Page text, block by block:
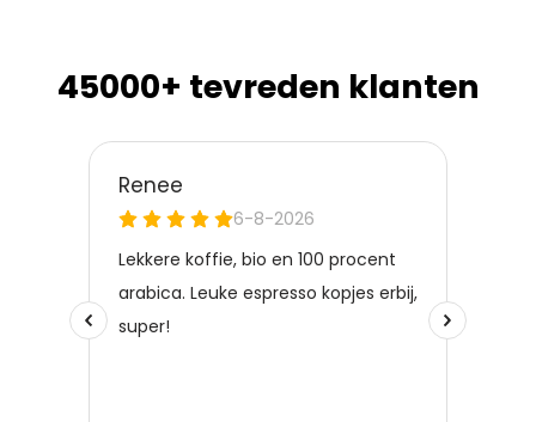
45000+ tevreden klanten